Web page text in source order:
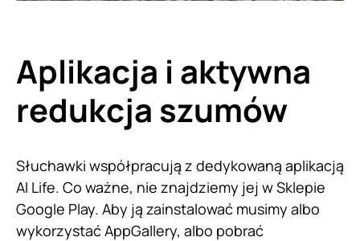
Aplikacja i aktywna
redukcja szumów
Słuchawki współpracują z dedykowaną aplikacją
AI Life. Co ważne, nie znajdziemy jej w Sklepie
Google Play. Aby ją zainstalować musimy albo
wykorzystać AppGallery, albo pobrać